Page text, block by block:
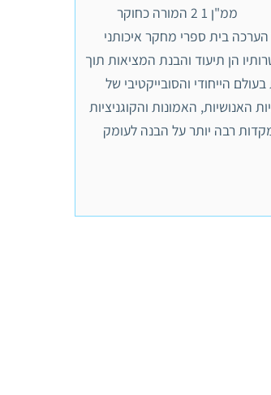
ממ"ן 1 2 המורה כחוקר
בית ספרי מחקר איכותני
הן תיעוד והבנת המציאות תוך
הייחודי והסובייקטיבי של
האנושיות, האמונות והקוגניציות
רבה יותר על הבנה לעומק